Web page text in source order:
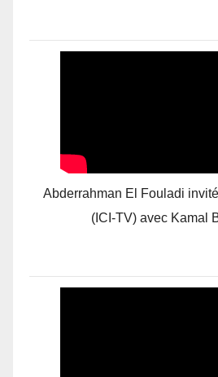
Abderrahman El Fouladi
(ICI-TV) avec Kamal